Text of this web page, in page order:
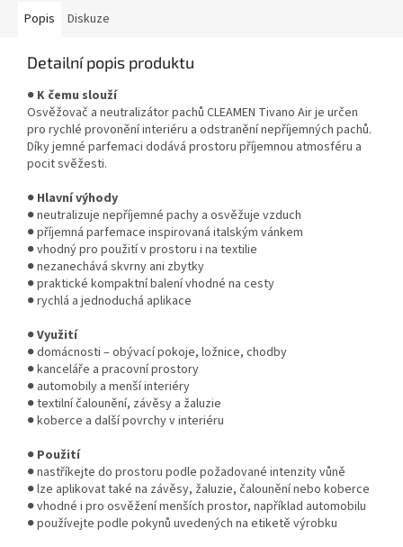
Popis Diskuze
Detailní popis produktu
● K čemu slouží
Osvěžovač a neutralizátor pachů CLEAMEN Tivano Air je určen
pro rychlé provonění interiéru a odstranění nepříjemných pachů.
Díky jemné parfemaci dodává prostoru příjemnou atmosféru a
pocit svěžesti.
● Hlavní výhody
● neutralizuje nepříjemné pachy a osvěžuje vzduch
● příjemná parfemace inspirovaná italským vánkem
● vhodný pro použití v prostoru i na textilie
● nezanechává skvrny ani zbytky
● praktické kompaktní balení vhodné na cesty
● rychlá a jednoduchá aplikace
●Využití
● domácnosti – obývací pokoje, ložnice, chodby
● kanceláře a pracovní prostory
● automobily a menší interiéry
● textilní čalounění, závěsy a žaluzie
● koberce a další povrchy v interiéru
● Použití
● nastříkejte do prostoru podle požadované intenzity vůně
● lze aplikovat také na závěsy, žaluzie, čalounění nebo koberce
● vhodné i pro osvěžení menších prostor, například automobilu
● používejte podle pokynů uvedených na etiketě výrobku